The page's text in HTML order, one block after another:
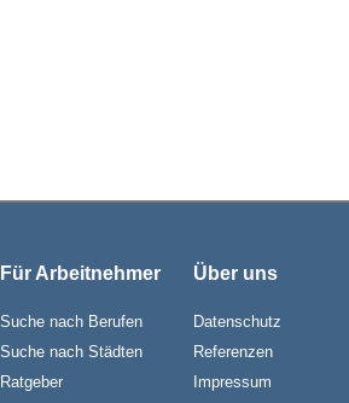
Für Arbeitnehmer
Suche nach Berufen
Suche nach Städten
Ratgeber
Über uns
Datenschutz
Referenzen
Impressum